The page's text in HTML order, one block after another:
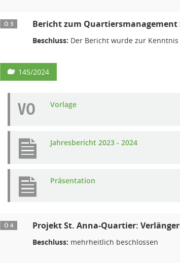
Ö 3 Bericht zum
Beschluss: Der Bericht wurde zur
145/2024
VO Vorlage
Jahresbericht 2023 - 2024
Präsentation
Ö 4 Projekt St. Anna-Quartier:
Beschluss: mehrheitlich beschlossen